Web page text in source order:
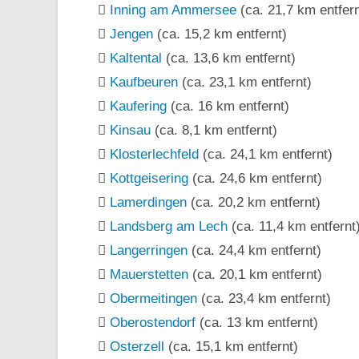
Inning am Ammersee (ca. 21,7 km
Jengen (ca. 15,2 km entfernt)
Kaltental (ca. 13,6 km entfernt)
Kaufbeuren (ca. 23,1 km entfernt)
Kaufering (ca. 16 km entfernt)
Kinsau (ca. 8,1 km entfernt)
Klosterlechfeld (ca. 24,1 km entfernt)
Kottgeisering (ca. 24,6 km entfernt)
Lamerdingen (ca. 20,2 km entfernt)
Landsberg am Lech (ca. 11,4 km
Langerringen (ca. 24,4 km entfernt)
Mauerstetten (ca. 20,1 km entfernt)
Obermeitingen (ca. 23,4 km entfernt)
Oberostendorf (ca. 13 km entfernt)
Osterzell (ca. 15,1 km entfernt)